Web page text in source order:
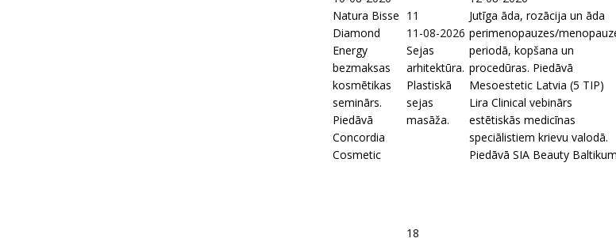
Natura Bisse
Diamond
Energy
bezmaksas
kosmētikas
seminārs.
Piedāvā
Concordia
Cosmetic
11
11-08-2026
Sejas
arhitektūra.
Plastiskā
sejas
masāža.
Jutīga āda, rozācija un āda
perimenopauzes/
periodā, kopšana un
procedūras. Piedāvā
Mesoestetic Latvia (5 TIP)
Lira Clinical vebinārs
estētiskās medicīnas
speciālistiem krievu valodā.
Piedāvā SIA Beauty
18